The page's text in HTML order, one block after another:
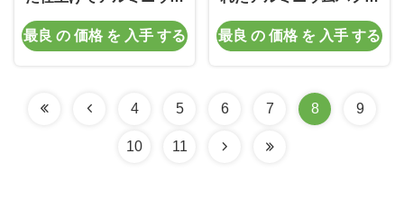
孔状シート パーソナライ
ズ可能なファサードプラ
最良 の 価格 を 入手 する
ーレートパネル パーソナ
ライズ可能なパターンを
最良 の 価格 を 入手 する
4 5 6 7 8 9
10 11